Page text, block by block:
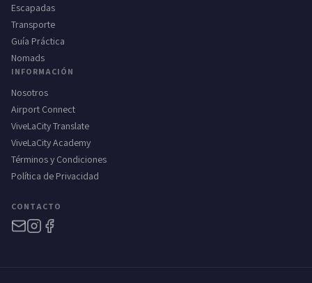
Escapadas
Transporte
Guía Práctica
Nomads
INFORMACIÓN
Nosotros
Airport Connect
ViveLaCity Translate
ViveLaCity Academy
Términos y Condiciones
Política de Privacidad
CONTACTO